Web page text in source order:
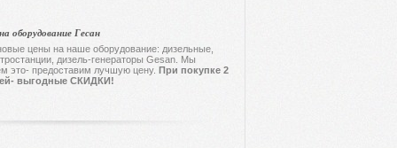
оборудование Гесан
цены на наше оборудование: дизельные,
дизель-генераторы Gesan. Мы
это- предоставим лучшую цену. При покупке 2
выгодные СКИДКИ!